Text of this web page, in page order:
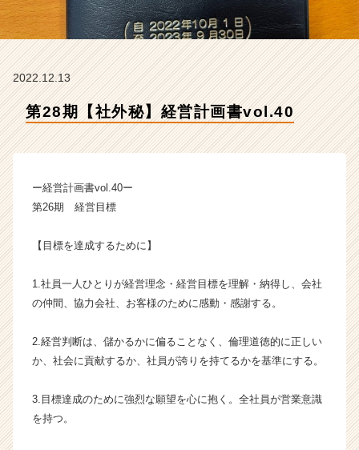
タ
イ
ム
|
ベ
企
か
ら
ス
ウ
ト
届
2022.12.13
第28期【社外秘】経営計画書vol.40
ー経営計画書vol.40ー
第26期 経営目標
【目標を達成するために】
1.社員一人ひとりが経営理念・経営目標を理解・納得し、会社
の仲間、協力会社、お客様のために感動・感謝する。
2.経営判断は、儲かるかに偏ることなく、倫理道徳的に正しい
か、社会に貢献するか、社員が誇りを持てるかを基準にする。
3.目標達成のために強烈な願望を心に抱く。全社員が営業意識
を持つ。